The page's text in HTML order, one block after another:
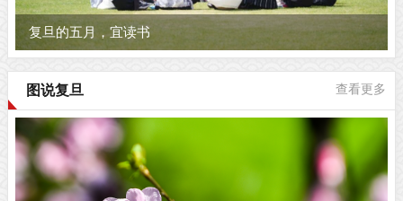
复旦的五月，宜读书
图说复旦 查看更多